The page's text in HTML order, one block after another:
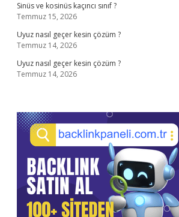
Sinüs ve kosinüs kaçıncı sınıf ?
Temmuz 15, 2026
Uyuz nasıl geçer kesin çözüm ?
Temmuz 14, 2026
Uyuz nasıl geçer kesin çözüm ?
Temmuz 14, 2026